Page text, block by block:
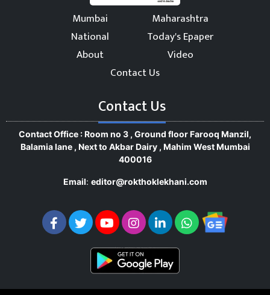
Mumbai
Maharashtra
National
Today's Epaper
About
Video
Contact Us
Contact Us
Contact Office : Room no 3 , Ground floor Farooq Manzil,
Balamia lane , Next to Akbar Dairy , Mahim West Mumbai
400016
Email: editor@rokthoklekhani.com